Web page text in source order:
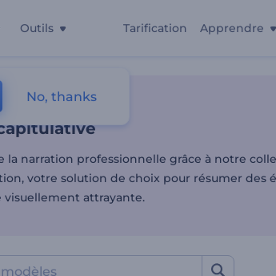
Outils Tarification Apprendre
récapitulative
Vidéo Vidéos Récap
la narration professionnelle grâce à notre
votre solution de choix pour résumer des
attrayante.
No, thanks